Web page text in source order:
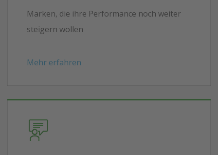
Marken, die ihre Performance noch weiter
steigern wollen
Mehr erfahren